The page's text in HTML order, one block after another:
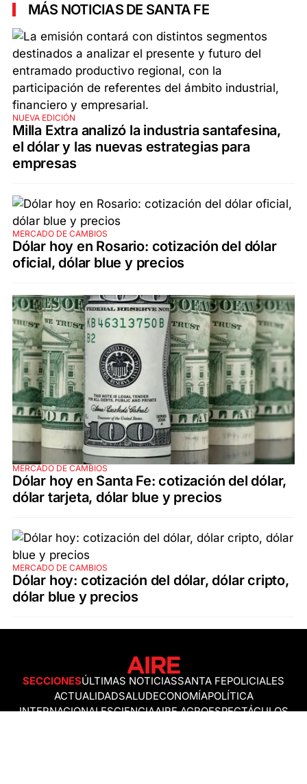
MÁS NOTICIAS DE SANTA FE
NUEVA EDICIÓN
Milla Extra analizó la industria santafesina,
el dólar y las nuevas estrategias para
empresas
MERCADO DE CAMBIOS
Dólar hoy en Rosario: cotización del dólar
oficial, dólar blue y precios
MERCADO DE CAMBIOS
Dólar hoy en Santa Fe: cotización del dólar,
dólar tarjeta, dólar blue y precios
MERCADO DE CAMBIOS
Dólar hoy: cotización del dólar, dólar cripto,
dólar blue y precios
SECCIONESÚLTIMAS NOTICIASSANTA FEPOLICIALES
ACTUALIDADSALUDECONOMÍAPOLÍTICA
INTERNACIONALESCIENCIAAIRE AGROESPECTÁCULOS